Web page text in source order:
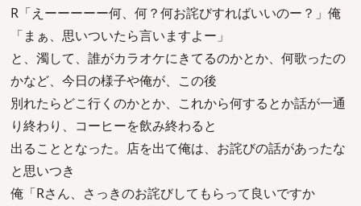
R「えーーーーー何、何？何お詫びすればいいのー？」俺
「まぁ、思いついたら言いますよー」
と、濁して、誰がカラオケにきてるのかとか、何歌ったの
かなど、今日の様子や俺が、この後
別れたらどこ行くのかとか、これから何するとか話が一通
り終わり、コーヒーを飲み終わると
出ることとなった。店を出て俺は、お詫びの話があったな
と思いつき
俺「Rさん、さっきのお詫びしてもらって良いですか